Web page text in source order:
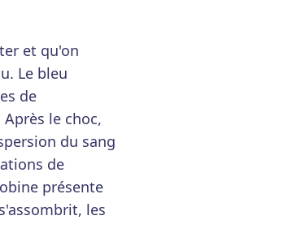
et qu'on
Le bleu
de
le choc,
du sang
de
présente
les